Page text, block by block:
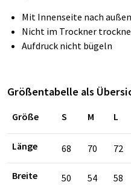
Mit Innenseite nach
Nicht im Trockner
Aufdruck nicht bügeln
Größentabelle als
Größe S M L
Länge 68 70 72
Breite 50 54 58